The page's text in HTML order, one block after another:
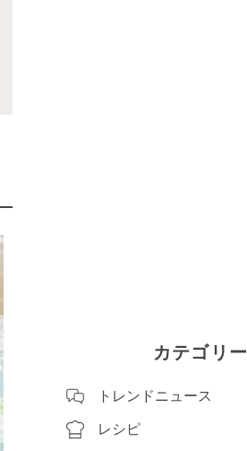
カテゴリー
トレンドニュース
レシピ